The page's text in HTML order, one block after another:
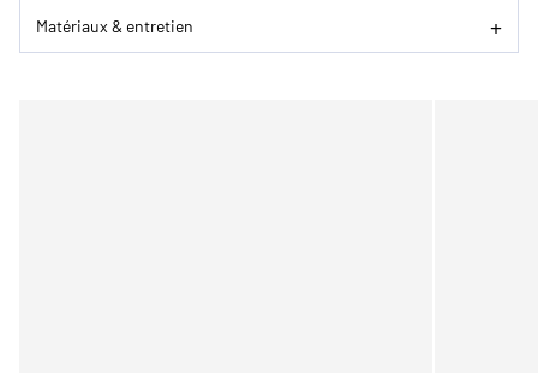
Matériaux & entretien